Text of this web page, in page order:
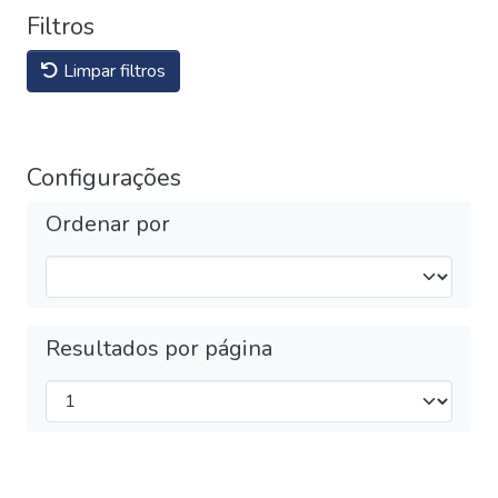
Filtros
Limpar filtros
Configurações
Ordenar por
Resultados por página